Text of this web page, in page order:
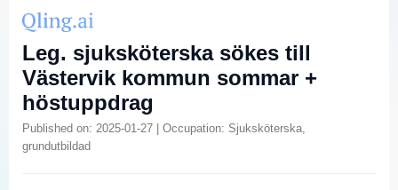
Leg. sjuksköterska sökes till
Västervik kommun sommar +
höstuppdrag
Published on: 2025-01-27 | Occupation: Sjuksköterska,
grundutbildad